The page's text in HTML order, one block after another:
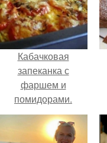
Кабачковая
запеканка с
фаршем и
помидорами.